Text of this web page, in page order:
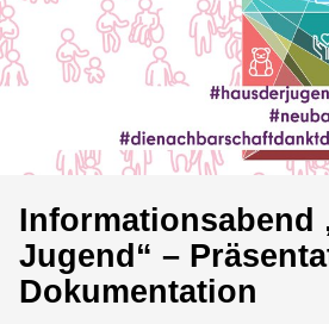
Informationsabend
Jugend“ –
Dokumentation